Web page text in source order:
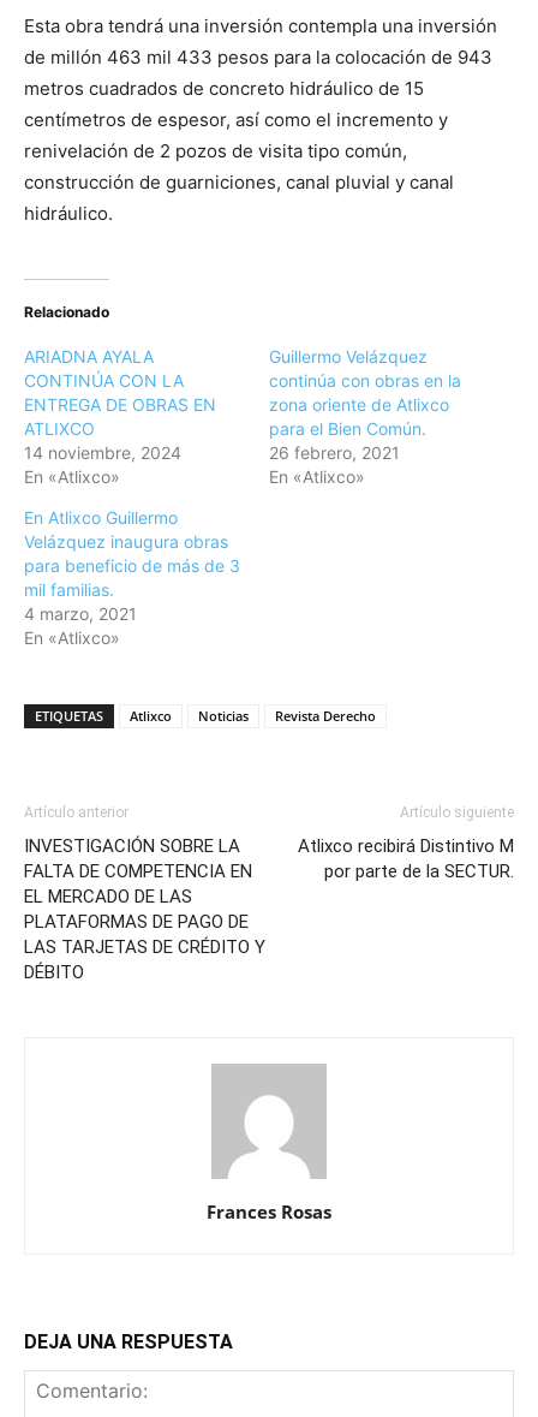
Esta obra tendrá una inversión contempla una inversión
de millón 463 mil 433 pesos para la colocación de 943
metros cuadrados de concreto hidráulico de 15
centímetros de espesor, así como el incremento y
renivelación de 2 pozos de visita tipo común,
construcción de guarniciones, canal pluvial y canal
hidráulico.
Relacionado
ARIADNA AYALA
CONTINÚA CON LA
ENTREGA DE OBRAS EN
ATLIXCO
14 noviembre, 2024
En «Atlixco»
Guillermo Velázquez
continúa con obras en la
zona oriente de Atlixco
para el Bien Común.
26 febrero, 2021
En «Atlixco»
En Atlixco Guillermo
Velázquez inaugura obras
para beneficio de más de 3
mil familias.
4 marzo, 2021
En «Atlixco»
ETIQUETAS Atlixco Noticias Revista Derecho
Artículo anterior
INVESTIGACIÓN SOBRE LA
FALTA DE COMPETENCIA EN
EL MERCADO DE LAS
PLATAFORMAS DE PAGO DE
LAS TARJETAS DE CRÉDITO Y
DÉBITO
Artículo siguiente
Atlixco recibirá Distintivo M
por parte de la SECTUR.
Frances Rosas
DEJA UNA RESPUESTA